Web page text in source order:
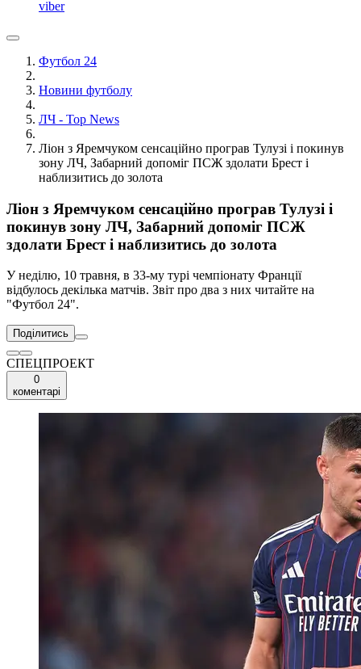
viber
Футбол 24
Новини футболу
ЛЧ - Top News
Ліон з Яремчуком сенсаційно програв Тулузі і покинув
зону ЛЧ, Забарний допоміг ПСЖ здолати Брест і
наблизитись до золота
Ліон з Яремчуком сенсаційно програв Тулузі і
покинув зону ЛЧ, Забарний допоміг ПСЖ
здолати Брест і наблизитись до золота
У неділю, 10 травня, в 33-му турі чемпіонату Франції
відбулось декілька матчів. Звіт про два з них читайте на
"Футбол 24".
Поділитись
СПЕЦПРОЕКТ
0
коментарі